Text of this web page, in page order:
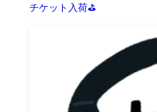
チケット入荷⛳